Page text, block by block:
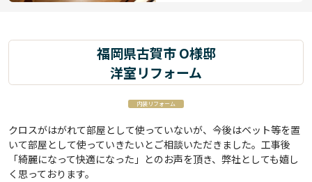
福岡県古賀市 O様邸
洋室リフォーム
内装リフォーム
クロスがはがれて部屋として使っていないが、今後はベット等を置
いて部屋として使っていきたいとご相談いただきました。工事後
「綺麗になって快適になった」とのお声を頂き、弊社としても嬉し
く思っております。